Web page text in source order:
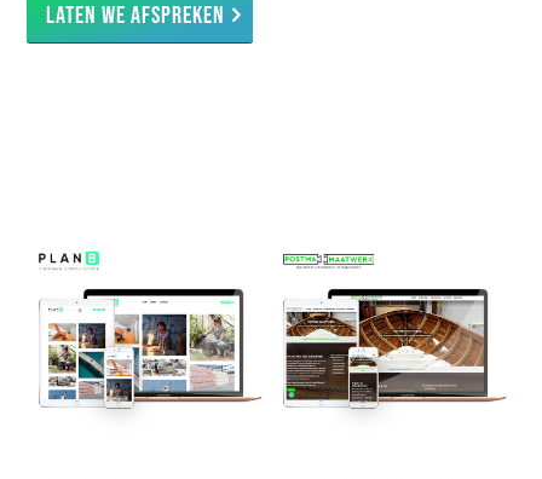
Laten we afspreken